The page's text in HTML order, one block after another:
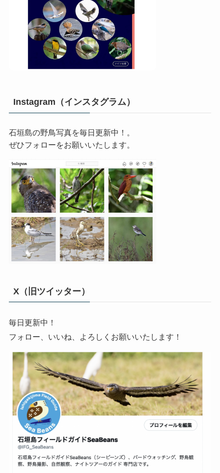
Instagram（インスタグラム）
石垣島の野鳥写真を毎日更新中！。
ぜひフォローをお願いいたします。
X（旧ツイッター）
毎日更新中！
フォロー、いいね、よろしくお願いいたします！